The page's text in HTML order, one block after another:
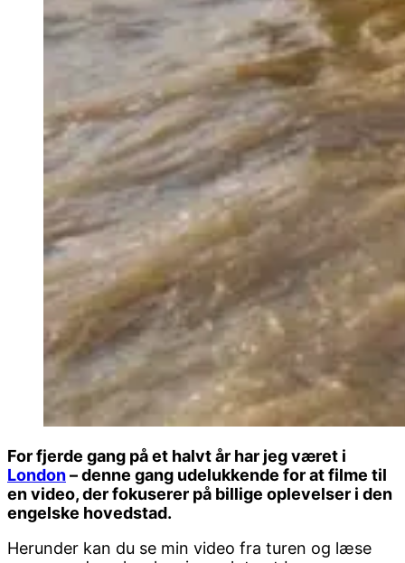
For fjerde gang på et halvt år har jeg været i
London– denne gang udelukkende for at filme til
en video, der fokuserer på billige oplevelser i den
engelske hovedstad.
Herunder kan du se min video fra turen og læse